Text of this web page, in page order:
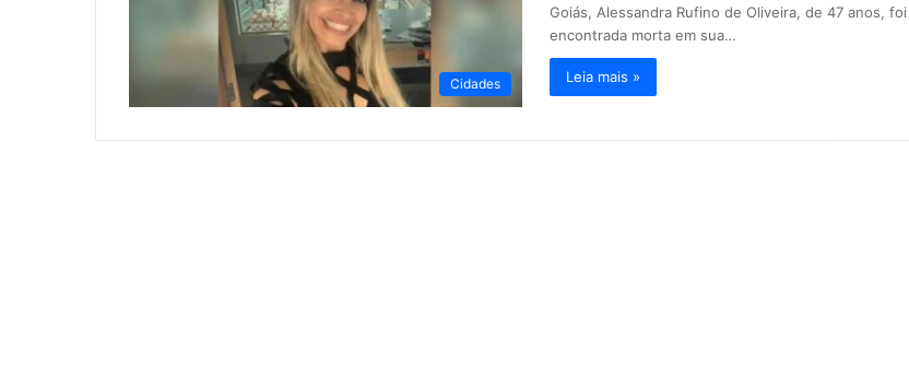
Cidades
Goiás, Alessandra Rufino de Oliveira, de 47 anos, foi
encontrada morta em sua…
Leia mais »